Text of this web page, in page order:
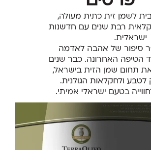
לשמן זית כתית מעולה,
רבת שנים עם חדשנות
ישראלית.
סיפור של אהבה לאדמה
הטיפה האחרונה. כבר שנים
את תחום שמן הזית בישראל,
לטבע ולחקלאות הגולנית.
בטעם ישראלי אמיתי.